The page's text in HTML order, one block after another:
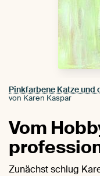
Pinkfarbene Katze und
von Karen Kaspar
Vom
Zunächst schlug